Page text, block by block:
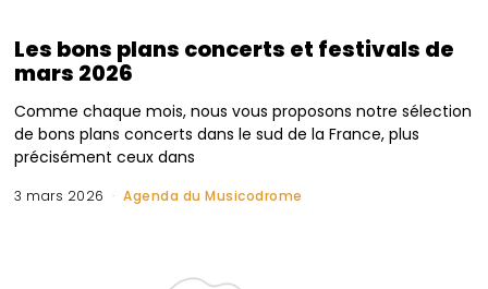
Les bons plans concerts et festivals de
mars 2026
Comme chaque mois, nous vous proposons notre sélection
de bons plans concerts dans le sud de la France, plus
précisément ceux dans
3 mars 2026 Agenda du Musicodrome